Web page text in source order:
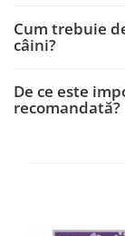
Cum trebuie
câini?
De ce este
recomandată?